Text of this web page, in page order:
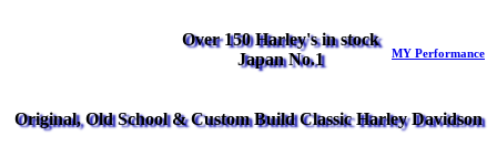
Over 150 Harley's in stock
Japan No.1
MY Performance
Original, Old School & Custom Build Classic Harley Davidson